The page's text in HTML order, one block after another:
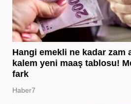
Hangi emekli ne kadar zam
kalem yeni maaş tablosu!
fark
Haber7